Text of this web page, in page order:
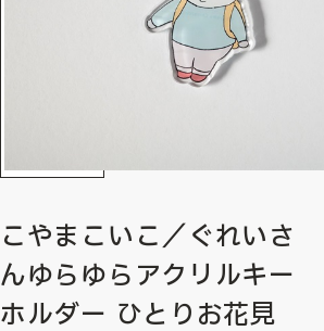
こやまこいこ／ぐれいさ
んゆらゆらアクリルキー
ホルダー ひとりお花見